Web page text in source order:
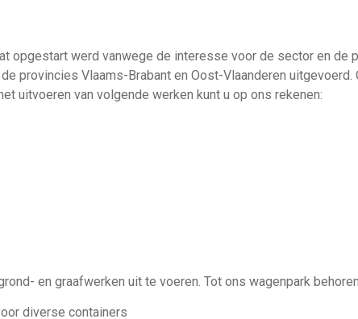
opgestart werd vanwege de interesse voor de sector en de
provincies Vlaams-Brabant en Oost-Vlaanderen
uitvoeren van volgende werken kunt u op ons rekenen:
en graafwerken uit te voeren. Tot ons wagenpark
diverse containers